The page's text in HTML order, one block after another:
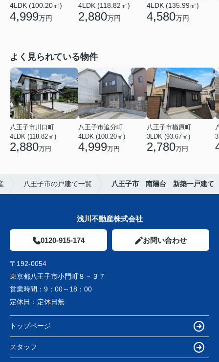
4LDK (100.20㎡)
4,999万円
4LDK (118.82㎡)
2,880万円
4LDK (135.99㎡)
4,580万円
よく見られている物件
八王子市川口町
4LDK (118.82㎡)
2,880万円
八王子市追分町
4LDK (100.20㎡)
4,999万円
八王子市楢原町
3LDK (93.67㎡)
2,780万円
八王子市の戸建て一覧 八王子市 南陽台 新築一戸建て
浅川不動産株式会社
0120-915-174 お問い合わせ
〒192-0054
東京都八王子市小門町８－３７
営業時間： 9：00～18：00
定休日： 定休日無
トップページ
スタッフ